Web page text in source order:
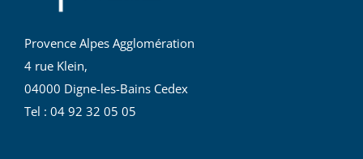
Provence Alpes Agglomération
4 rue Klein,
04000 Digne-les-Bains Cedex
Tel : 04 92 32 05 05